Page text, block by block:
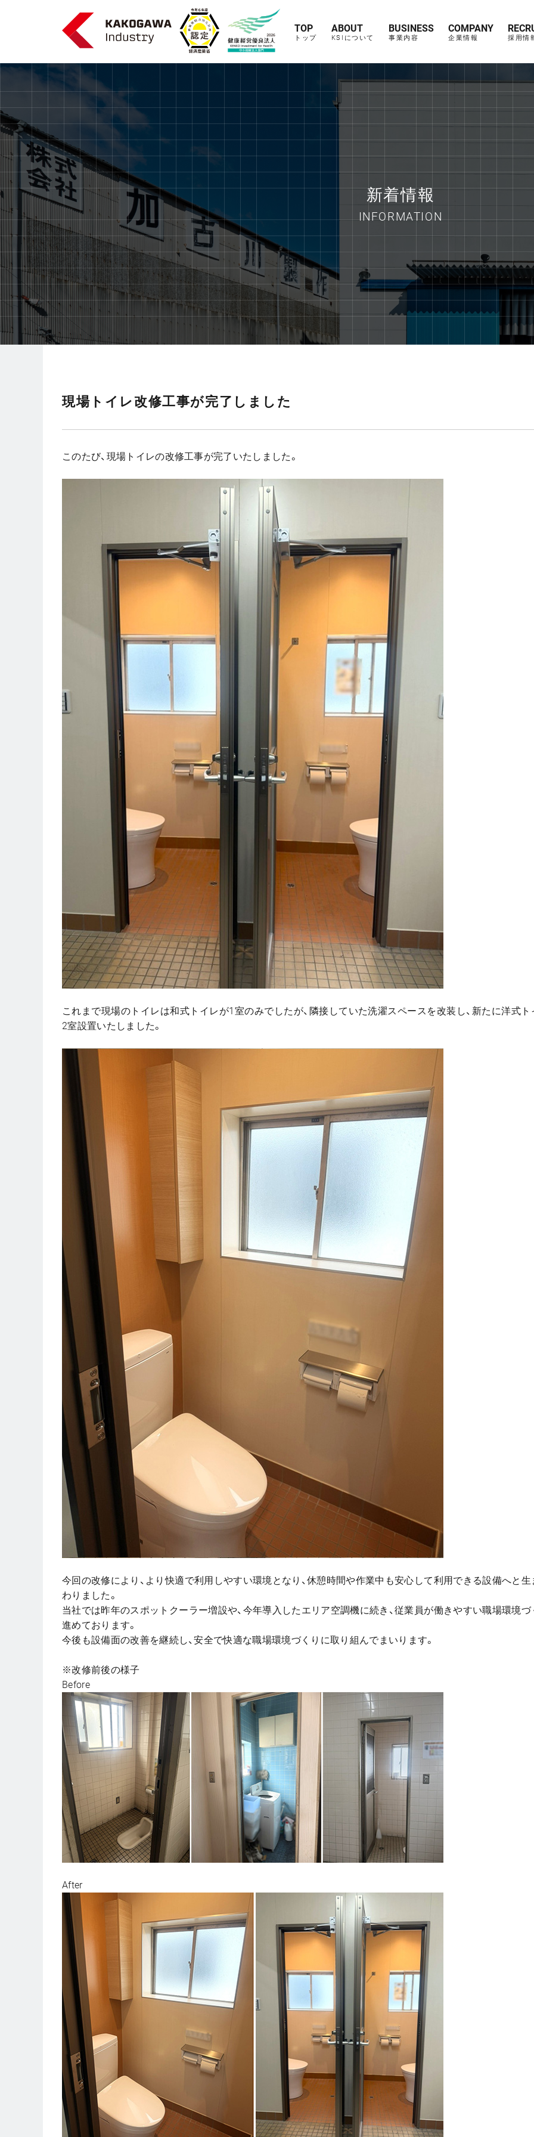
トップ
TOP
KSIについて
ABOUT
事業内容
BUSINESS
企業情報
COMPANY
採用情
新着情報
INFORMATION
現場トイレ改修工事が完了しました
このたび、現場トイレの改修工事が完了いたしました。
これまで現場のトイレは和式トイレが1室のみでしたが、隣接していた洗濯スペースを改装し、新たに洋式ト
2室設置いたしました。
今回の改修により、より快適で利用しやすい環境となり、休憩時間や作業中も安心して利用できる設備へと生
わりました。
当社では昨年のスポットクーラー増設や、今年導入したエリア空調機に続き、従業員が働きやすい職場環境づ
進めております。
今後も設備面の改善を継続し、安全で快適な職場環境づくりに取り組んでまいります。
※改修前後の様子
Before
After